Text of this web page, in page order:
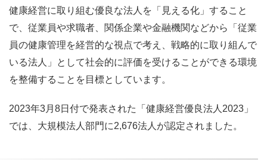
健康経営に取り組む優良な法人を「見える化」すること
で、従業員や求職者、関係企業や金融機関などから「従業
員の健康管理を経営的な視点で考え、戦略的に取り組んで
いる法人」として社会的に評価を受けることができる環境
を整備することを目標としています。
2023年3月8日付で発表された「健康経営優良法人2023」
では、大規模法人部門に2,676法人が認定されました。